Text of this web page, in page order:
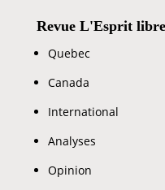
Revue L'Esprit
Quebec
Canada
International
Analyses
Opinion